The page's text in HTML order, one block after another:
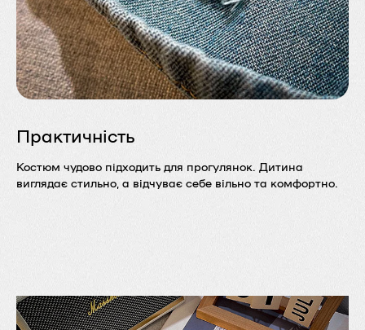
Практичність
Костюм чудово підходить для прогулянок. Дитина
виглядає стильно, а відчуває себе вільно та комфортно.